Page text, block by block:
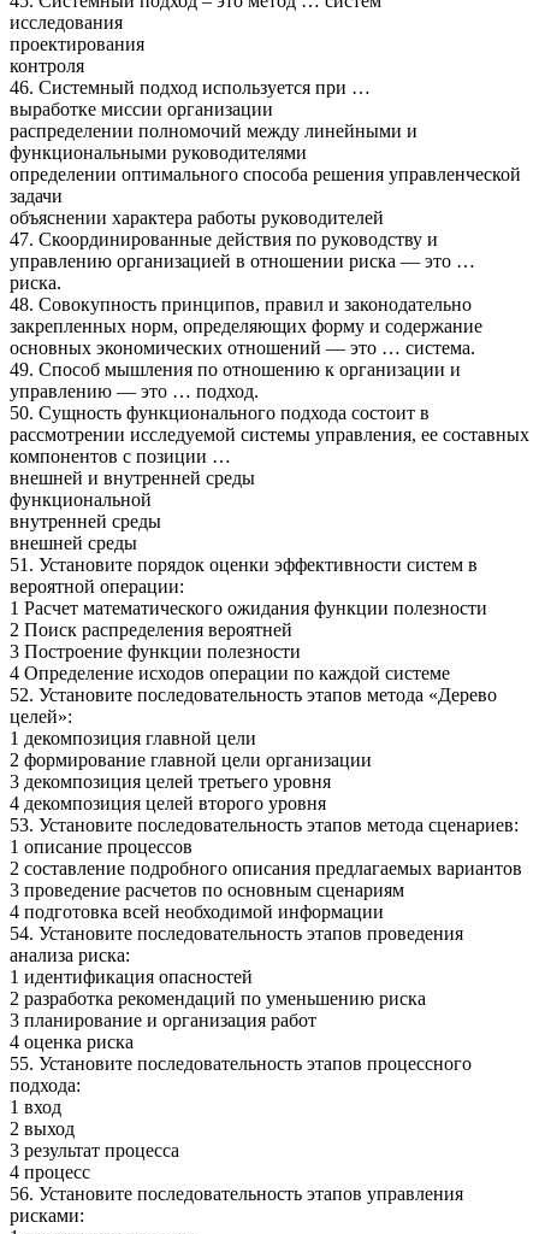
исследования
проектирования
контроля
46. Системный подход используется при …
выработке миссии организации
распределении полномочий между линейными и
функциональными руководителями
определении оптимального способа решения управленческой
задачи
объяснении характера работы руководителей
47. Скоординированные действия по руководству и
управлению организацией в отношении риска — это …
риска.
48. Совокупность принципов, правил и законодательно
закрепленных норм, определяющих форму и содержание
основных экономических отношений — это … система.
49. Способ мышления по отношению к организации и
управлению — это … подход.
50. Сущность функционального подхода состоит в
рассмотрении исследуемой системы управления, ее составных
компонентов с позиции …
внешней и внутренней среды
функциональной
внутренней среды
внешней среды
51. Установите порядок оценки эффективности систем в
вероятной операции:
1 Расчет математического ожидания функции полезности
2 Поиск распределения вероятней
3 Построение функции полезности
4 Определение исходов операции по каждой системе
52. Установите последовательность этапов метода «Дерево
целей»:
1 декомпозиция главной цели
2 формирование главной цели организации
3 декомпозиция целей третьего уровня
4 декомпозиция целей второго уровня
53. Установите последовательность этапов метода сценариев:
1 описание процессов
2 составление подробного описания предлагаемых вариантов
3 проведение расчетов по основным сценариям
4 подготовка всей необходимой информации
54. Установите последовательность этапов проведения
анализа риска:
1 идентификация опасностей
2 разработка рекомендаций по уменьшению риска
3 планирование и организация работ
4 оценка риска
55. Установите последовательность этапов процессного
подхода:
1 вход
2 выход
3 результат процесса
4 процесс
56. Установите последовательность этапов управления
рисками: